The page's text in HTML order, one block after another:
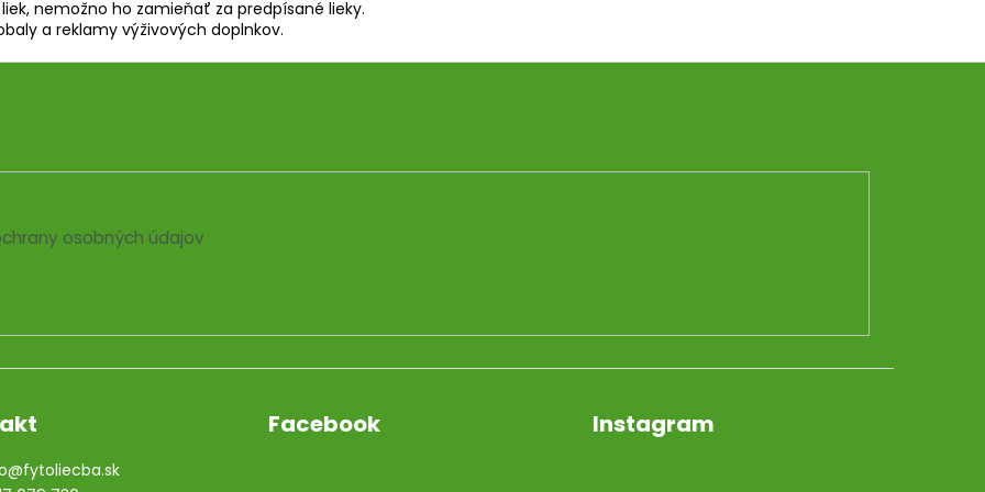
nemožno ho zamieňať za predpísané lieky.
a reklamy výživových doplnkov.
osobných údajov
@fytoliecba.sk
Facebook Instagram